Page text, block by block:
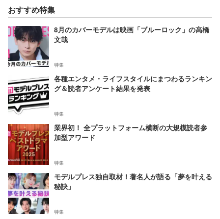
おすすめ特集
8月のカバーモデルは映画「ブルーロック」の高橋
文哉
特集
各種エンタメ・ライフスタイルにまつわるランキン
グ＆読者アンケート結果を発表
特集
業界初！ 全プラットフォーム横断の大規模読者参
加型アワード
特集
モデルプレス独自取材！著名人が語る「夢を叶える
秘訣」
特集